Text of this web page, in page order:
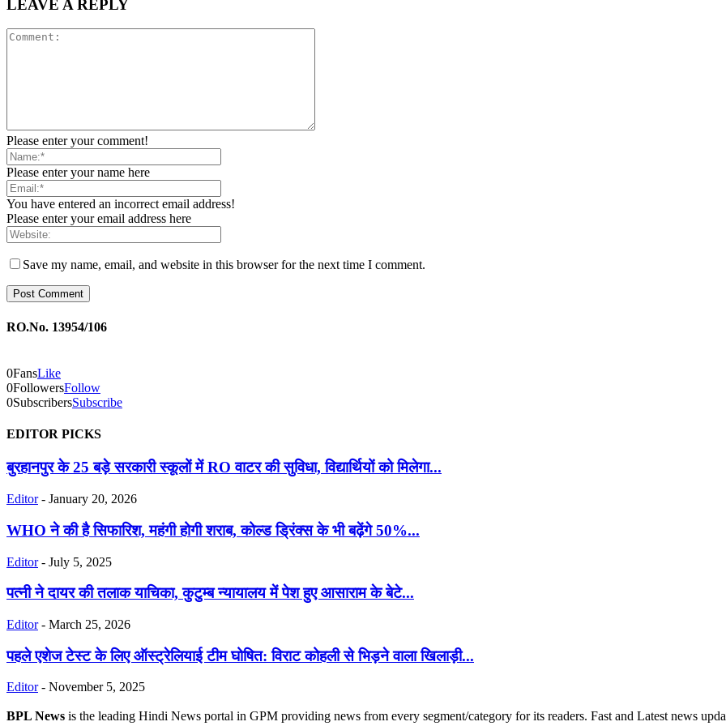
LEAVE A REPLY
Please enter your comment!
Please enter your name here
You have entered an incorrect email address!
Please enter your email address here
Save my name, email, and website in this browser for the next time I comment.
RO.No. 13954/106
0FansLike
0FollowersFollow
0SubscribersSubscribe
EDITOR PICKS
बुरहानपुर के 25 बड़े सरकारी स्कूलों में RO वाटर की सुविधा, विद्यार्थियों को मिलेगा...
Editor - January 20, 2026
WHO ने की है सिफारिश, महंगी होगी शराब, कोल्ड ड्रिंक्स के भी बढ़ेंगे 50%...
Editor - July 5, 2025
पत्नी ने दायर की तलाक याचिका, कुटुम्ब न्यायालय में पेश हुए आसाराम के बेटे...
Editor - March 25, 2026
पहले एशेज टेस्ट के लिए ऑस्ट्रेलियाई टीम घोषित: विराट कोहली से भिड़ने वाला खिलाड़ी...
Editor - November 5, 2025
BPL News is the leading Hindi News portal in GPM providing news from every segment/category for its readers. Fast and Latest news